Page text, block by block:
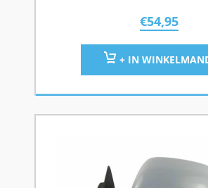
€54,95
+ IN